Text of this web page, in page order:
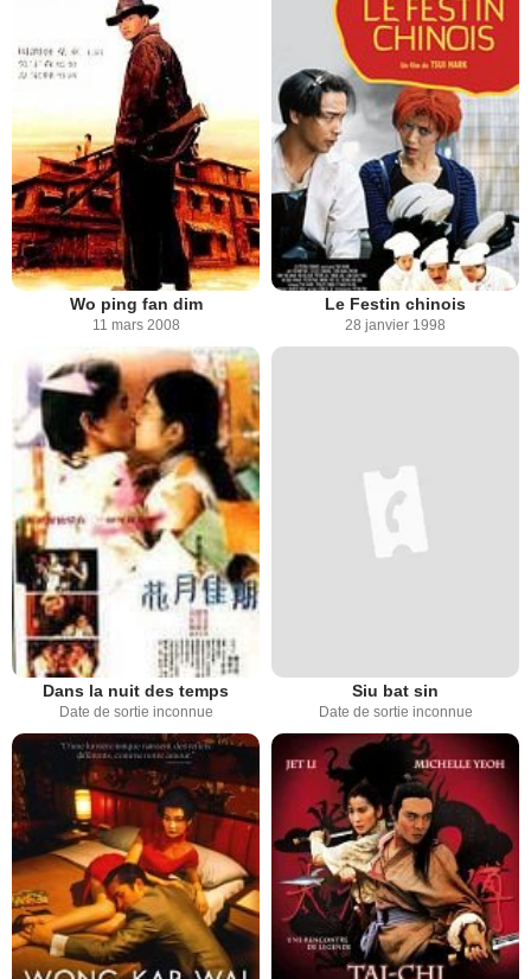
Wo ping fan dim
11 mars 2008
Le Festin chinois
28 janvier 1998
Dans la nuit des temps
Date de sortie inconnue
Siu bat sin
Date de sortie inconnue